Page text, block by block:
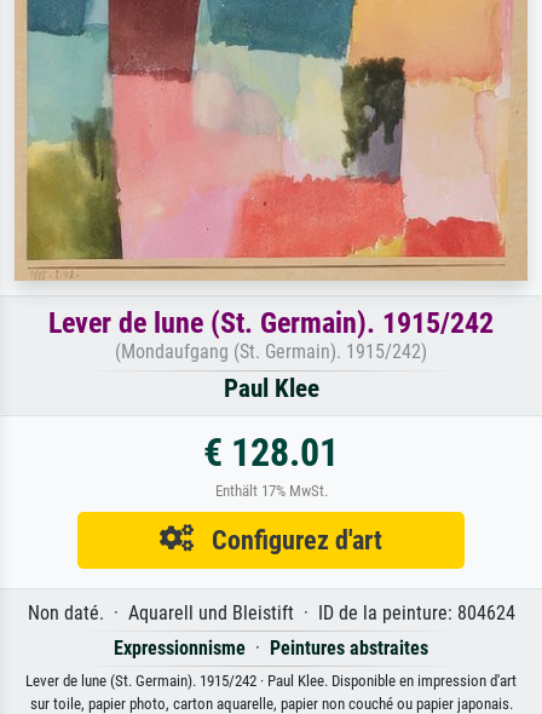
Lever de lune (St. Germain). 1915/242
(Mondaufgang (St. Germain). 1915/242)
Paul Klee
€ 128.01
Enthält 17% MwSt.
Configurez d'art
Non daté. · Aquarell und Bleistift · ID de la peinture: 804624
Expressionnisme · Peintures abstraites
Lever de lune (St. Germain). 1915/242 · Paul Klee. Disponible en impression d'art
sur toile, papier photo, carton aquarelle, papier non couché ou papier japonais.